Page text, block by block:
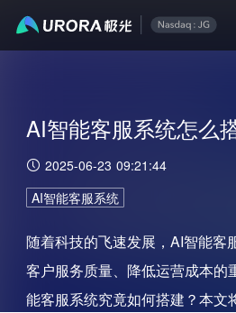
AI智能客服系统怎么
2025-06-23 09:21:44
AI智能客服系统
随着科技的飞速发展，AI智能客
客户服务质量、降低运营成本的
能客服系统究竟如何搭建？本文